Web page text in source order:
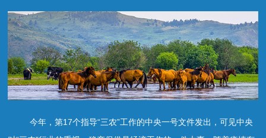
今年，第17个指导“三农”工作的中央一号文件发出，可见中央